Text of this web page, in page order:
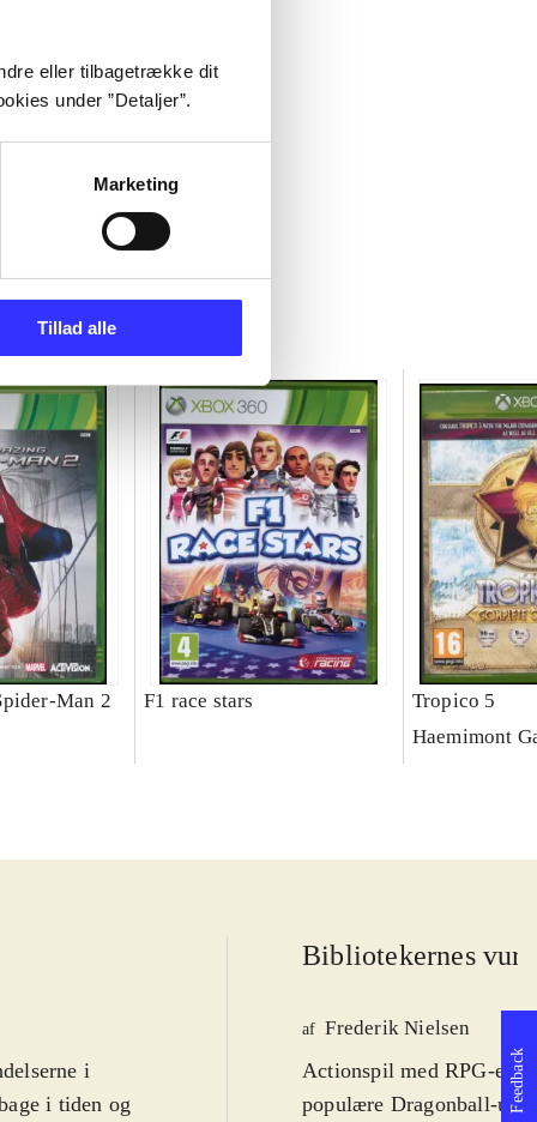
eller tilbagetrække dit
under ”Detaljer”.
Marketing
Tillad alle
Man 2 F1 race stars
Tropico 5
Haemimont
i
i tiden og
Bibliotekernes
af Frederik Nielsen
Actionspil med RPG-
populære Dragonball-
Feedback